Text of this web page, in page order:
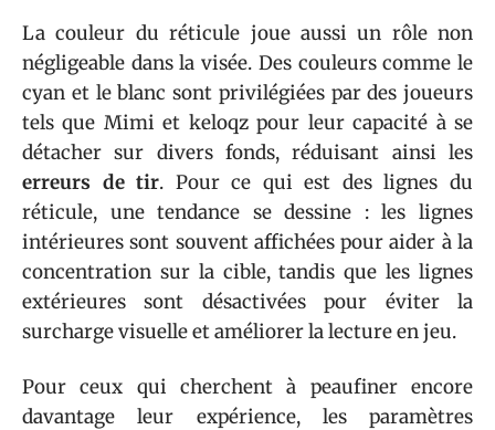
La couleur du réticule joue aussi un rôle non
négligeable dans la visée. Des couleurs comme le
cyan et le blanc sont privilégiées par des joueurs
tels que Mimi et keloqz pour leur capacité à se
détacher sur divers fonds, réduisant ainsi les
erreurs de tir. Pour ce qui est des lignes du
réticule, une tendance se dessine : les lignes
intérieures sont souvent affichées pour aider à la
concentration sur la cible, tandis que les lignes
extérieures sont désactivées pour éviter la
surcharge visuelle et améliorer la lecture en jeu.
Pour ceux qui cherchent à peaufiner encore
davantage leur expérience, les paramètres